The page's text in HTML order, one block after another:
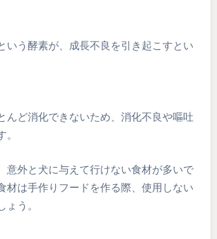
いう酵素が、成長不良を引き起こすとい
んど消化できないため、消化不良や嘔吐
意外と犬に与えて行けない食材が多いで
材は手作りフードを作る際、使用しない
ょう。